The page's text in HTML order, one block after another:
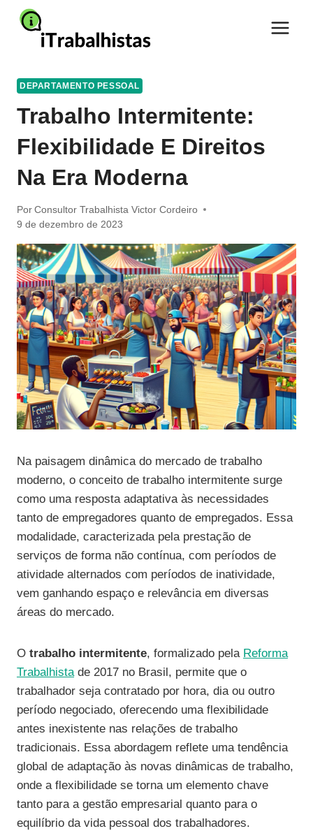
Pular
para
DEPARTAMENTO PESSOAL
Trabalho Intermitente:
Flexibilidade E Direitos
Na Era Moderna
Por Consultor Trabalhista Victor Cordeiro
9 de dezembro de 2023
Na paisagem dinâmica do mercado de trabalho
moderno, o conceito de trabalho intermitente surge
como uma resposta adaptativa às necessidades
tanto de empregadores quanto de empregados. Essa
modalidade, caracterizada pela prestação de
serviços de forma não contínua, com períodos de
atividade alternados com períodos de inatividade,
vem ganhando espaço e relevância em diversas
áreas do mercado.
O trabalho intermitente, formalizado pela Reforma
Trabalhistade 2017 no Brasil, permite que o
trabalhador seja contratado por hora, dia ou outro
período negociado, oferecendo uma flexibilidade
antes inexistente nas relações de trabalho
tradicionais. Essa abordagem reflete uma tendência
global de adaptação às novas dinâmicas de trabalho,
onde a flexibilidade se torna um elemento chave
tanto para a gestão empresarial quanto para o
equilíbrio da vida pessoal dos trabalhadores.